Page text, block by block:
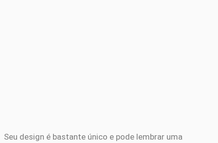
Seu design é bastante único e pode lembrar uma